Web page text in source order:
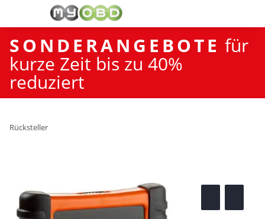
SONDERANGEBOTE für
kurze Zeit bis zu 40%
reduziert
Rücksteller